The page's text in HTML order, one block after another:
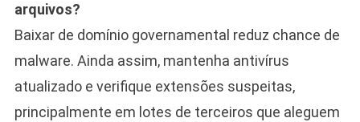
arquivos?
Baixar de domínio governamental reduz chance de
malware. Ainda assim, mantenha antivírus
atualizado e verifique extensões suspeitas,
principalmente em lotes de terceiros que aleguem